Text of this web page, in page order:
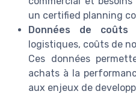
un certified planning
Données de coûts
logistiques, coûts de
Ces données
achats à la
aux enjeux de